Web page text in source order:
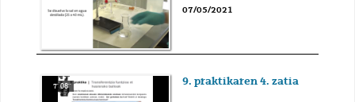
07/05/2021
7' 08'' 9. praktikaren 4. zatia